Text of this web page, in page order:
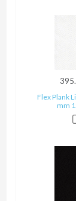
Flex Plank
mm